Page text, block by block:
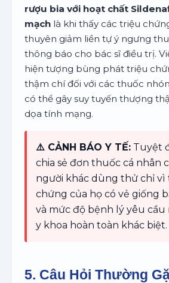
rượu bia với hoạt chất
mạch là khi thấy các triệu
thuyên giảm liền tự ý ngưng
thông báo cho bác sĩ điều trị.
hiện tượng bùng phát triệu
thậm chí đối với các thuốc
có thể gây suy tuyến thượng
dọa tính mạng.
⚠️ CẢNH BÁO Y TẾ: Tuyệt
chia sẻ đơn thuốc cá nhân
người khác dùng thử chỉ vì
chứng của họ có vẻ giống
và mức độ bệnh lý yêu cầu
y khoa hoàn toàn khác biệt.
5. Câu Hỏi Thường